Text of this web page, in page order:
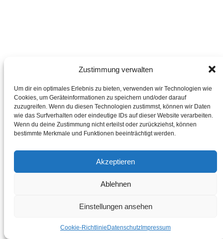
Zustimmung verwalten
Um dir ein optimales Erlebnis zu bieten, verwenden wir Technologien wie
Cookies, um Geräteinformationen zu speichern und/oder darauf
zuzugreifen. Wenn du diesen Technologien zustimmst, können wir Daten
wie das Surfverhalten oder eindeutige IDs auf dieser Website verarbeiten.
Wenn du deine Zustimmung nicht erteilst oder zurückziehst, können
bestimmte Merkmale und Funktionen beeinträchtigt werden.
Akzeptieren
Ablehnen
Einstellungen ansehen
Cookie-Richtlinie Datenschutz Impressum
Bonamat-Teile